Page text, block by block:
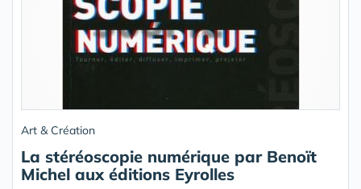
Art & Création
La stéréoscopie numérique par Benoït
Michel aux éditions Eyrolles